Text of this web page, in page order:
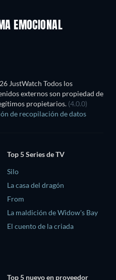
EMOCIONAL
JustWatch Todos los
externos son propiedad de
propietarios. (4.0.0)
de recopilación de datos
Top 5 Series de TV
Silo
La casa del dragón
From
La maldición de Widow's Bay
El cuento de la criada
Top 5 nuevo en proveedor